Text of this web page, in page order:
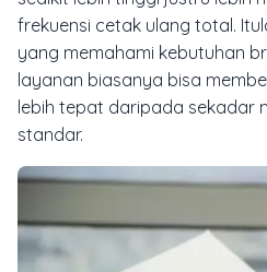
frekuensi cetak ulang total.
yang memahami kebutuhan
layanan biasanya bisa
lebih tepat daripada sekadar
standar.